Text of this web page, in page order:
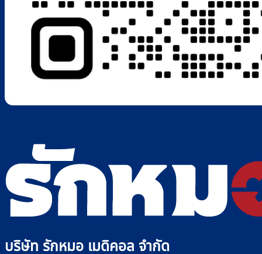
บริษัท รักหมอ เมดิคอล จำกัด